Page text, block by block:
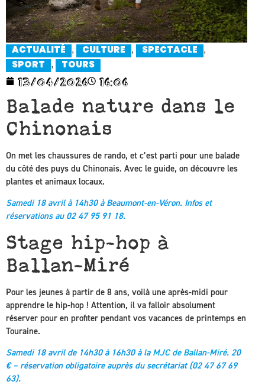
ACTUALITÉ , CULTURE , SPECTACLE ,
SPORT , TOURS
13/04/2026 16:06
Balade nature dans le
Chinonais
On met les chaussures de rando, et c’est parti pour une balade
du côté des puys du Chinonais. Avec le guide, on découvre les
plantes et animaux locaux.
Samedi 18 avril à 14h30 à Beaumont-en-Véron. Infos et
réservations au 02 47 95 91 18.
Stage hip-hop à
Ballan-Miré
Pour les jeunes à partir de 8 ans, voilà une après-midi pour
apprendre le hip-hop ! Attention, il va falloir absolument
réserver pour en profiter pendant vos vacances de printemps en
Touraine.
Samedi 18 avril de 14h30 à 16h30 à la MJC de Ballan-Miré. 20
€ – réservation obligatoire auprès du secrétariat(02 47 67 69
63).